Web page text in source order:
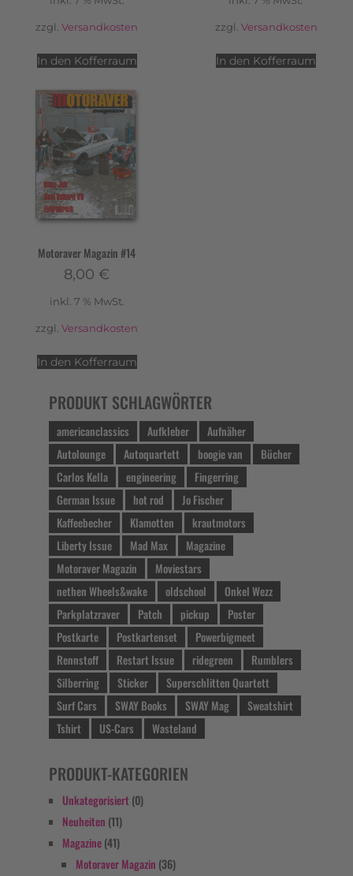
zzgl.Versandkosten
In den Kofferraum
zzgl. Versandkosten
In den Kofferraum
Motoraver Magazin #14
8,00 €
inkl. 7 % MwSt.
zzgl.Versandkosten
In den Kofferraum
PRODUKT SCHLAGWÖRTER
americanclassics Aufkleber
Aufnäher
Autolounge
Autoquartett boogie van
Bücher
Carlos Kella
engineering
Fingerring
German Issue
hot rod
Jo Fischer
Kaffeebecher
Klamotten
krautmotors
Liberty Issue
Mad Max
Magazine
Motoraver Magazin
Moviestars
nethen Wheels&wake
oldschool
Onkel Wezz
Parkplatzraver
Patch pickup
Poster
Postkarte
Postkartenset
Powerbigmeet
Rennstoff
Restart Issue ridegreen
Rumblers
Silberring
Sticker
Superschlitten Quartett
Surf Cars
SWAY Books SWAY Mag
Sweatshirt
Tshirt
US-Cars Wasteland
PRODUKT-KATEGORIEN
Unkategorisiert (0)
Neuheiten (11)
Magazine(41)
Motoraver Magazin (36)